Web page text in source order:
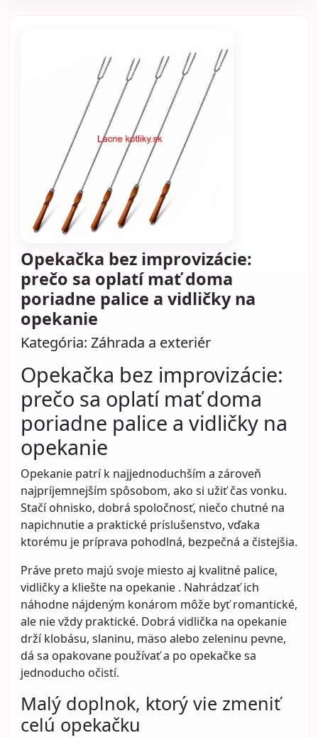
Opekačka bez improvizácie:
prečo sa oplatí mať doma
poriadne palice a vidličky na
opekanie
Kategória: Záhrada a exteriér
Opekačka bez improvizácie:
prečo sa oplatí mať doma
poriadne palice a vidličky na
opekanie
Opekanie patrí k najjednoduchším a zároveň
najpríjemnejším spôsobom, ako si užiť čas vonku.
Stačí ohnisko, dobrá spoločnosť, niečo chutné na
napichnutie a praktické príslušenstvo, vďaka
ktorému je príprava pohodlná, bezpečná a čistejšia.
Práve preto majú svoje miesto aj kvalitné palice,
vidličky a kliešte na opekanie . Nahrádzať ich
náhodne nájdeným konárom môže byť romantické,
ale nie vždy praktické. Dobrá vidlička na opekanie
drží klobásu, slaninu, mäso alebo zeleninu pevne,
dá sa opakovane používať a po opekačke sa
jednoducho očistí.
Malý doplnok, ktorý vie zmeniť
celú opekačku